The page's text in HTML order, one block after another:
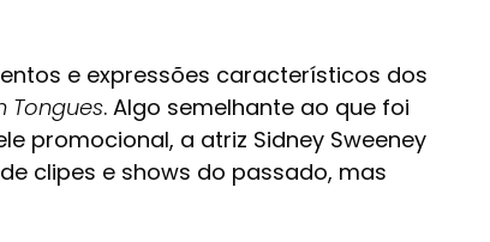
e expressões característicos dos
Tongues. Algo semelhante ao que foi
promocional, a atriz Sidney Sweeney
clipes e shows do passado, mas